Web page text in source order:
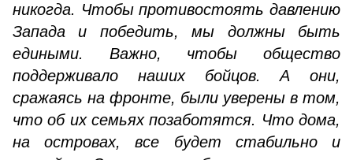
никогда. Чтобы противостоять давлению
Запада и победить, мы должны быть
едиными. Важно, чтобы общество
поддерживало наших бойцов. А они,
сражаясь на фронте, были уверены в том,
что об их семьях позаботятся. Что дома,
на островах, все будет стабильно и